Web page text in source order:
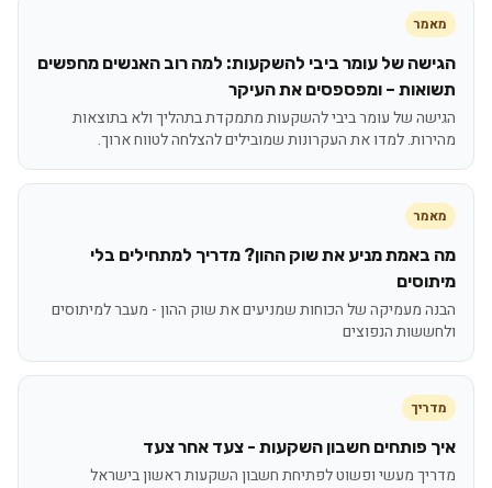
מאמר
הגישה של עומר ביבי להשקעות: למה רוב האנשים מחפשים
תשואות – ומפספסים את העיקר
הגישה של עומר ביבי להשקעות מתמקדת בתהליך ולא בתוצאות
מהירות. למדו את העקרונות שמובילים להצלחה לטווח ארוך.
מאמר
מה באמת מניע את שוק ההון? מדריך למתחילים בלי
מיתוסים
הבנה מעמיקה של הכוחות שמניעים את שוק ההון - מעבר למיתוסים
ולחששות הנפוצים
מדריך
איך פותחים חשבון השקעות - צעד אחר צעד
מדריך מעשי ופשוט לפתיחת חשבון השקעות ראשון בישראל